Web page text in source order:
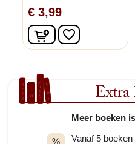
%
Meer boeken
Vanaf 5 boeken
€ 3,99
In winkelwagen
favorite_border